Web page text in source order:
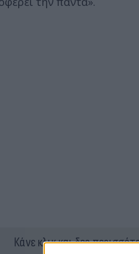
Κάνε κλικ και δες